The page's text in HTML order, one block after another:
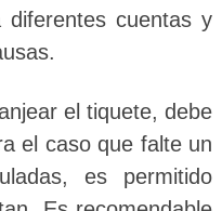
cuentas y
el tiquete, debe
el caso que falte un
es permitido